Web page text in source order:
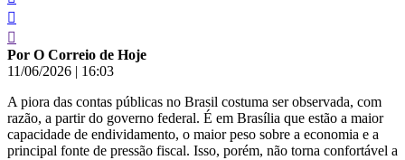
Por O Correio de Hoje
11/06/2026 | 16:03
A piora das contas públicas no Brasil costuma ser observada, com
razão, a partir do governo federal. É em Brasília que estão a maior
capacidade de endividamento, o maior peso sobre a economia e a
principal fonte de pressão fiscal. Isso, porém, não torna confortável a